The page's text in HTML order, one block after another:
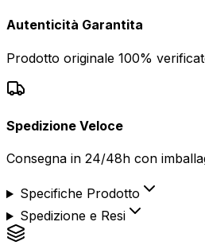
Autenticità Garantita
Prodotto originale 100%
Spedizione Veloce
Consegna in 24/48h con
Specifiche Prodotto
Spedizione e Resi